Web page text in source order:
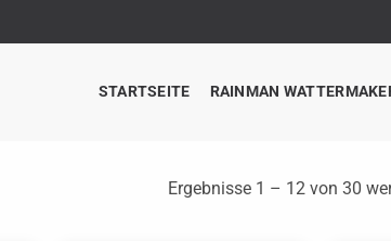
STARTSEITE RAINMAN
Ergebnisse 1 – 12 von 30